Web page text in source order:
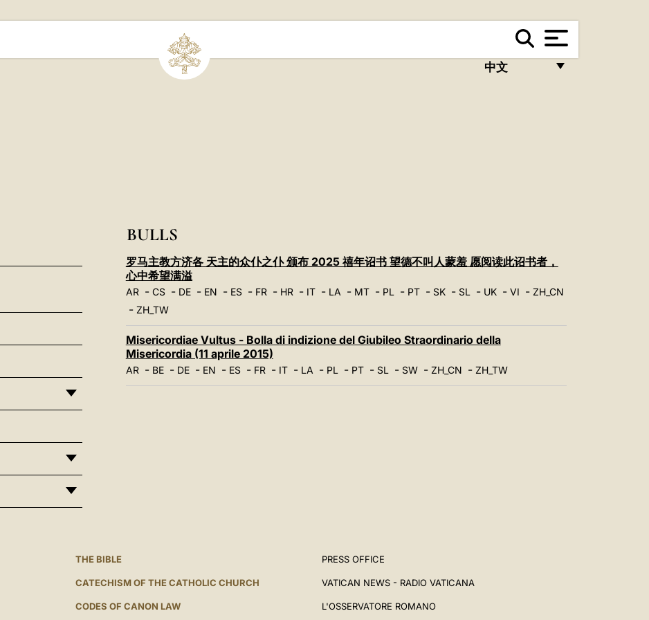
中文
POLSKI
LATINE
BULLS
罗马主教方济各 天主的众仆之仆 颁布 2025 禧年诏书 望德不叫人蒙羞 愿阅读此诏书者，
心中希望满溢
AR- CS- DE- EN - ES- FR- HR- IT- LA- MT- PL- PT- SK- SL- UK- VI - ZH_CN
- ZH_TW
Misericordiae Vultus - Bolla di indizione del Giubileo Straordinario della
Misericordia (11 aprile 2015)
AR- BE- DE- EN - ES- FR- IT- LA- PL- PT- SL- SW- ZH_CN - ZH_TW
THE BIBLE
CATECHISM OF THE CATHOLIC CHURCH
CODES OF CANON LAW
PRESS OFFICE
VATICAN NEWS - RADIO VATICANA
L'OSSERVATORE ROMANO